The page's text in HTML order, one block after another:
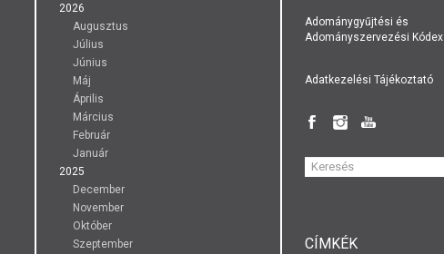
2026
Augusztus
Július
Június
Máj
Április
Március
Február
Január
2025
December
November
Október
Szeptember
Adománygyűjtési és
Adományszervezési Kódex
Adatkezelési Tájékoztató
KERESÉS
ŰRLAP
CÍMKÉK